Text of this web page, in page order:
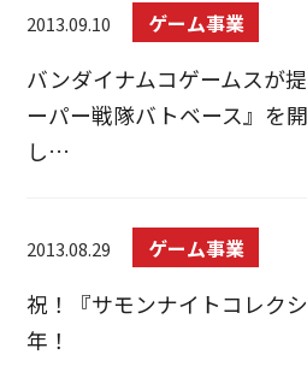
2013.09.10 ゲーム事業
バンダイナムコゲームスが
ーパー戦隊バトベース』を
し…
2013.08.29 ゲーム事業
祝！『サモンナイトコレク
年！